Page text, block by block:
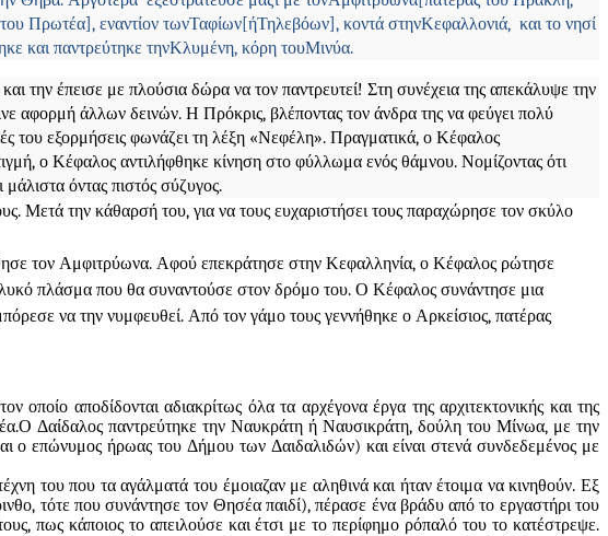
Πρωτέα], εναντίον τωνΤαφίων[ήΤηλεβόων], κοντά στηνΚεφαλλονιά, και το νησί
και παντρεύτηκε τηνΚλυμένη, κόρη τουΜινύα.
την έπεισε με πλούσια δώρα να τον παντρευτεί! Στη συνέχεια της απεκάλυψε την
αφορμή άλλων δεινών. Η Πρόκρις, βλέποντας τον άνδρα της να φεύγει πολύ
του εξορμήσεις φωνάζει τη λέξη «Νεφέλη». Πραγματικά, ο Κέφαλος
ο Κέφαλος αντιλήφθηκε κίνηση στο φύλλωμα ενός θάμνου. Νομίζοντας ότι
όντας πιστός σύζυγος.
Μετά την κάθαρσή του, για να τους ευχαριστήσει τους παραχώρησε τον σκύλο
τον Αμφιτρύωνα. Αφού επεκράτησε στην Κεφαλληνία, ο Κέφαλος ρώτησε
πλάσμα που θα συναντούσε στον δρόμο του. Ο Κέφαλος συνάντησε μια
να την νυμφευθεί. Από τον γάμο τους γεννήθηκε ο Αρκείσιος, πατέρας
αποδίδονται αδιακρίτως όλα τα αρχέγονα έργα της αρχιτεκτονικής και της
Δαίδαλος παντρεύτηκε την Ναυκράτη ή Ναυσικράτη, δούλη του Μίνωα, με την
ο επώνυμος ήρωας του Δήμου των Δαιδαλιδών) και είναι στενά συνδεδεμένος με
του που τα αγάλματά του έμοιαζαν με αληθινά και ήταν έτοιμα να κινηθούν. Εξ
τότε που συνάντησε τον Θησέα παιδί), πέρασε ένα βράδυ από το εργαστήρι του
πως κάποιος το απειλούσε και έτσι με το περίφημο ρόπαλό του το κατέστρεψε.